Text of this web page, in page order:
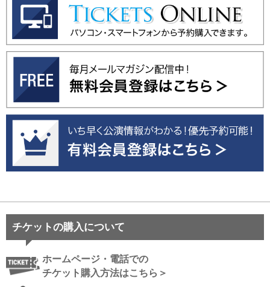
チケットの購入について
ホームページ・電話での
チケット購入方法はこちら＞